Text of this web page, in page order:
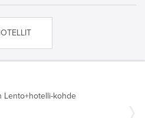
Lento+hotelli-kohde